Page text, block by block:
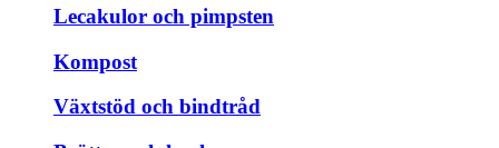
Lecakulor och pimpsten
Kompost
Växtstöd och bindtråd